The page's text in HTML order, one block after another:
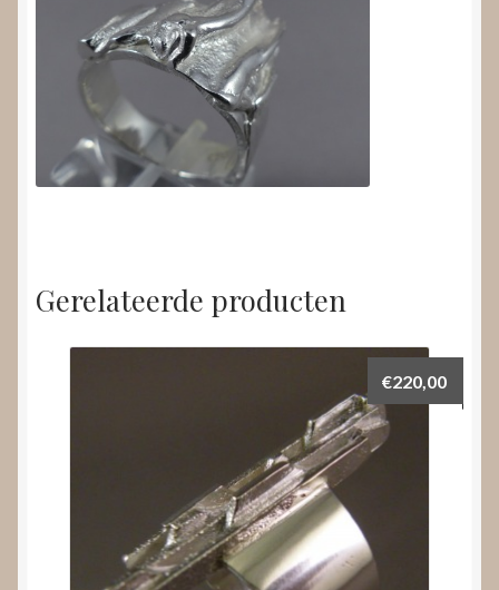
Gerelateerde producten
€220,00